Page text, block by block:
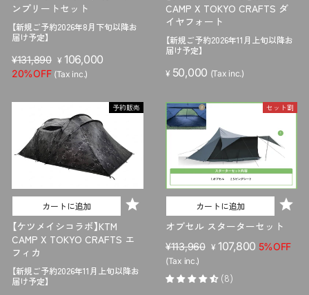
ンプリートセット
【新規ご予約2026年8月下旬以降お
届け予定】
販
売
格
¥131,890 セ
ー
価
¥ 106,000
20%OFF (Tax inc.)
CAMP X TOKYO CRAFTS ダ
イヤフォート
【新規ご予約2026年11月上旬以降お
届け予定】
¥ 50,000 (Tax inc.)
予約販売
カートに追加
【ケツメイシコラボ】KTM
CAMP X TOKYO CRAFTS エ
フィカ
【新規ご予約2026年11月上旬以降お
届け予定】
セット割
カートに追加
オブセル スターターセット
販
売
価
格
¥113,960 セ
ル
価
¥ 107,800 5%OFF
(Tax inc.)
(8)